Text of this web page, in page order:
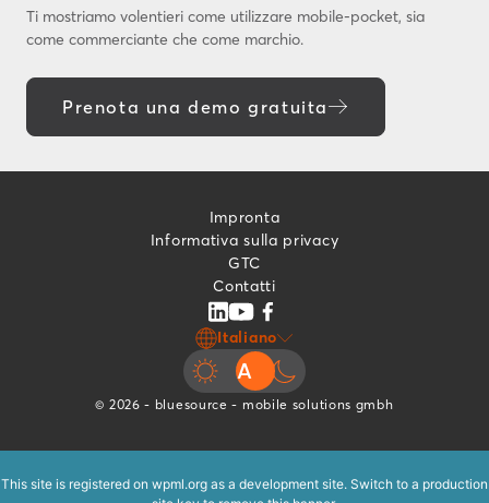
Ti mostriamo volentieri come utilizzare mobile-pocket, sia
come commerciante che come marchio.
Prenota una demo gratuita
Impronta
Informativa sulla privacy
GTC
Contatti
Italiano
© 2026 - bluesource - mobile solutions gmbh
This site is registered on wpml.org as a development site. Switch to a production